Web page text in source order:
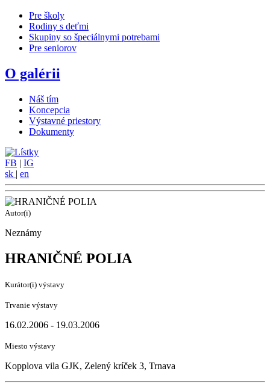
Pre školy
Rodiny s deťmi
Skupiny so špeciálnymi potrebami
Pre seniorov
O galérii
Náš tím
Koncepcia
Výstavné priestory
Dokumenty
FB | IG
sk | en
Autor(i)
Neznámy
HRANIČNÉ POLIA
Kurátor(i) výstavy
Trvanie výstavy
16.02.2006 - 19.03.2006
Miesto výstavy
Kopplova vila GJK, Zelený kríček 3, Trnava